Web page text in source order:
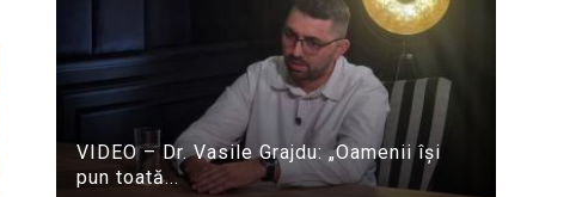
VIDEO – Dr. Vasile Grajdu: „Oamenii își
pun toată...